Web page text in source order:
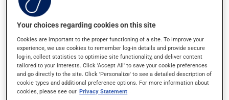
Effets indésirables
En plus de ses effets recherchés, ce produit peut à
l'occasion entraîner certains effets indésirables (effets
secondaires), notamment :
il peut occasionnellement provoquer un
développement de la glande mammaire chez
l'homme;
Your choices regarding cookies on this site
Cookies are important to the proper functioning of a site. To improve your
experience, we use cookies to remember log-in details and provide secure
log-in, collect statistics to optimise site functionality, and deliver content
tailored to your interests. Click 'Accept All' to save your cookie preferences
and go directly to the site. Click 'Personalize' to see a detailed description of
cookie types and additional preference options. For more information about
cookies, please see our Privacy Statement